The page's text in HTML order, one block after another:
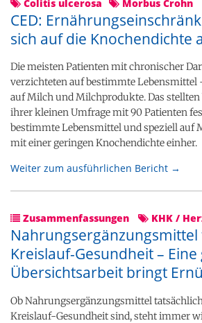
Colitis ulcerosa
Morbus Crohn
CED:
sich auf die Knochendichte
Die meisten Patienten mit chronischer
verzichteten auf bestimmte Lebensmittel
auf Milch und Milchprodukte. Das
ihrer kleinen Umfrage mit 90 Patienten
bestimmte Lebensmittel und speziell auf
mit einer geringen Knochendichte einher.
Weiter zum ausführlichen Bericht →
Zusammenfassungen KHK /
Kreislauf-Gesundheit –
Übersichtsarbeit bringt
Ob Nahrungsergänzungsmittel
Kreislauf-Gesundheit sind, steht immer